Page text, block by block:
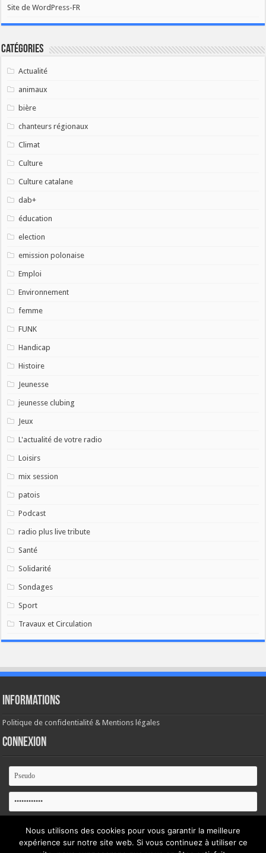
Site de WordPress-FR
Catégories
Actualité
animaux
bière
chanteurs régionaux
Climat
Culture
Culture catalane
dab+
éducation
election
emission polonaise
Emploi
Environnement
femme
FUNK
Handicap
Histoire
Jeunesse
jeunesse clubing
Jeux
L'actualité de votre radio
Loisirs
mix session
patois
Podcast
radio plus live tribute
Santé
Solidarité
Sondages
Sport
Travaux et Circulation
Informations
Politique de confidentialité & Mentions légales
Connexion
Se souvenir de moi
Nous utilisons des cookies pour vous garantir la meilleure
expérience sur notre site web. Si vous continuez à utiliser ce